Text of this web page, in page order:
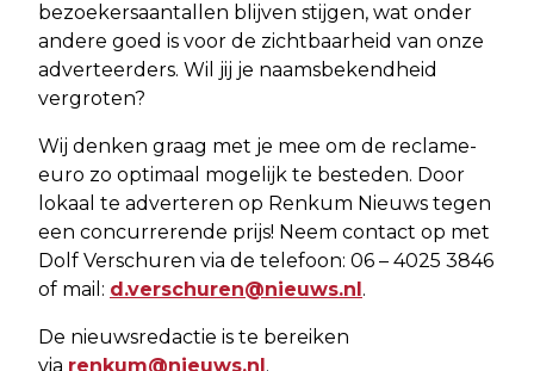
bezoekersaantallen blijven stijgen, wat onder
andere goed is voor de zichtbaarheid van onze
adverteerders. Wil jij je naamsbekendheid
vergroten?
Wij denken graag met je mee om de reclame-
euro zo optimaal mogelijk te besteden. Door
lokaal te adverteren op Renkum Nieuws tegen
een concurrerende prijs! Neem contact op met
Dolf Verschuren via de telefoon: 06 – 4025 3846
of mail: d.verschuren@nieuws.nl .
De nieuwsredactie is te bereiken
via renkum@nieuws.nl .